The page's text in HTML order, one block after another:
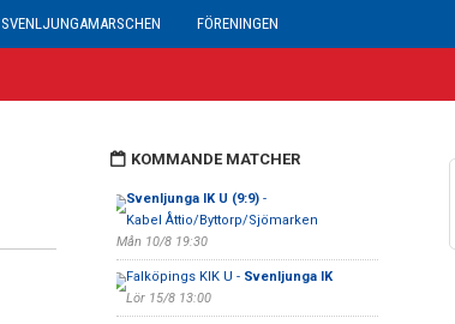
SVENLJUNGAMARSCHEN FÖRENINGEN
KOMMANDE MATCHER
Svenljunga IK U (9:9)-
Kabel Åttio/Byttorp/Sjömarken
Mån 10/8 19:30
Falköpings KIK U - Svenljunga IK
Lör 15/8 13:00